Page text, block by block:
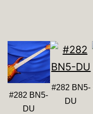
#282 BN5-
DU
#282 BN5-
DU